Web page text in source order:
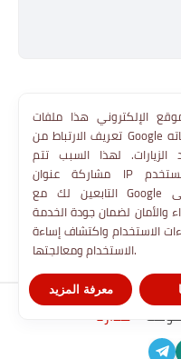
© مدارنا
الإلكتروني هذا ملفات
تعريف الارتباط من Google لتقديم خدماته
الزيارات. لهذا السبب تتم
مشاركة عنوان IP ووكيل المستخدم
التابعين لك مع Google بالإضافة إلى
والأمان لضمان جودة الخدمة
الاستخدام واكتشاف إساءة
الاستخدام ومعالجتها.
معرفة المزيد